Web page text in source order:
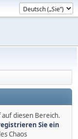
diesen Bereich.
Sie ein
Chaos